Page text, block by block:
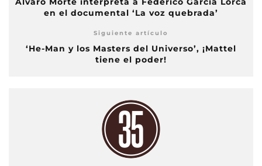
en el documental ‘La voz quebrada’
Siguiente artículo
‘He-Man y los Masters del Universo’, ¡Mattel
tiene el poder!